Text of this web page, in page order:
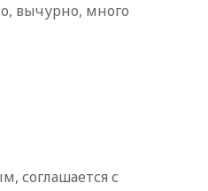
вычурно, много
соглашается с